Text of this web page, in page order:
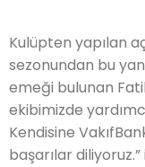
Kulüpten yapılan
sezonundan bu
emeği bulunan
ekibimizde
Kendisine
başarılar